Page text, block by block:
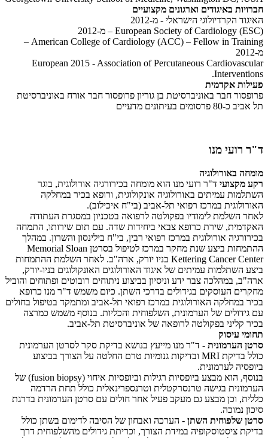
חברויות באיגודים וארגונים מקצועיים
האיגוד הקרדיולוגי הישראלי - מ-2012
European Society of Cardiology (ESC) – מ-2012
American College of Cardiology (ACC) – Fellow in Training –
מ-2012
European 2015 - Association of Percutaneous Cardiovascular
Interventions.
פעילות אקדמית
פרופסור חבר באוניברסיטת בן גוריון פרופסור חבר אורח באוניברסיטת
תל אביב כ-80 פרסומים בעיתונים מדעיים
ד"ר רועי מנו
מומחה באורולוגיה
רקע מקצועי ד"ר רועי מנו הוא מומחה בכירורגיה אורולוגית, בוגר
השתלמות עמיתים באורולוגיה אונקולוגית, ורופא בכיר במחלקה
האורולוגית במרכז רפואי תל-אביב (בי"ח איכילוב).
לאחר השלמת לימודיו בפקולטה לרפואה בטכניון במסגרת העתודה
האקדמית, שירת כרופא צבאי ביחידות שדה. עם תום שירותו, התמחה
בכירורגיה אורולוגית במרכז רפואי רבין, בי"ח בילינסון והשרון. במהלך
ההתמחות ביצע שנת מחקר במרכז לטיפול בסרטן Memorial Sloan
Kettering Cancer Center בניו יורק, ארה"ב. לאחר השלמת ההתמחות
ביצע השתלמות עמיתים של איגוד האורולוגים האונקולוגים בניו-יורק,
ארה"ב, במהלכה צבר ידע וניסיון בביצוע ניתוחים רובוטים ופתוחים והוביל
מחקרים העוסקים בגידולים בדרכי השתן. כיום משמש ד"ר מנו כרופא
בכיר במחלקה האורולוגית במרכז רפואי תל-אביב ומתמקד בטיפול בחולים
עם גידולים של הערמונית, השלפוחית והכליות. בנוסף משמש כמרצה
בכיר קליני בפקולטה לרופאה של אוניברסיטת תל-אביב.
תחומי עיסוק
סרטן הערמונית - ד"ר מנו מייעץ בנושא בדיקת סקר לסרטן הערמונית
כולל בדיקת MRI ובדיקות גנומיות טרם החלטה על הצורך בביצוע
ביופסיה לערמונית.
בנוסף, הוא מבצע ביופסיות רגילות וביופסיות איחוי (fusion biopsy) של
הערמונית בגישה טרנסרקטלית וטרנספרינאלית כולל תחת הרדמה
כללית, וכן מבצע גם מעקב פעיל אחר חולים עם סרטן הערמונית בדרגת
סיכון נמוכה.
סרטן שלפוחית השתן - הערכה ואבחון של הסיבה לדימום בשתן כולל
בדיקת ציסטוסקופיה במידת הצורך, וכריתת גידולים מהשלפוחית דרך